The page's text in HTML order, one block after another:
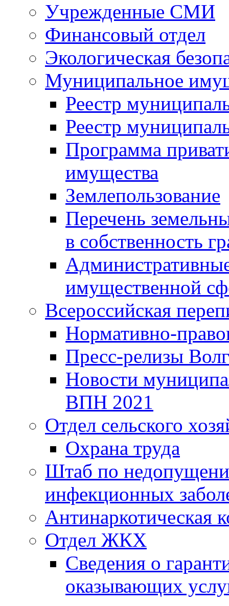
Учрежденные СМИ
Финансовый отдел
Экологическая
Муниципальное
Реестр
Реестр
Программа
имущества
Землепользование
Перечень
в собственность
имущественной
Всероссийская
Нормативно-
Пресс-релизы
Новости
ВПН 2021
Отдел сельского
Охрана труда
Штаб по
инфекционных
Антинаркотическая
Отдел ЖКХ
Сведения о
оказывающих